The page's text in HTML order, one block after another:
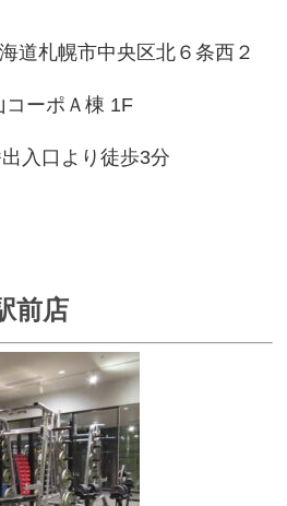
道札幌市中央区北６条西２
コーポＡ棟 1F
入口より徒歩3分
前店